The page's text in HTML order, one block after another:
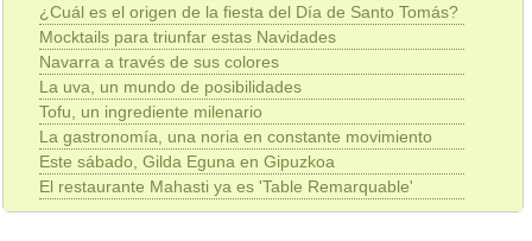
¿Cuál es el origen de la fiesta del Día de Santo Tomás?
Mocktails para triunfar estas Navidades
Navarra a través de sus colores
La uva, un mundo de posibilidades
Tofu, un ingrediente milenario
La gastronomía, una noria en constante movimiento
Este sábado, Gilda Eguna en Gipuzkoa
El restaurante Mahasti ya es 'Table Remarquable'